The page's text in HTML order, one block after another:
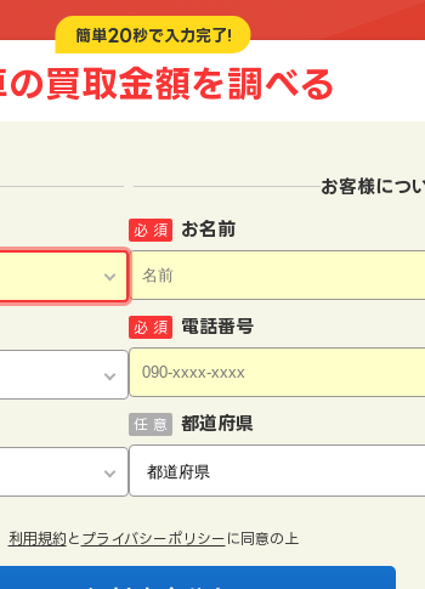
簡単20秒で入力完了!
の買取金額を調べる
お客様につ
お名前
必 須
電話番号
必 須
都道府県
任 意
利用規約 と プライバシーポリシー に同意の上